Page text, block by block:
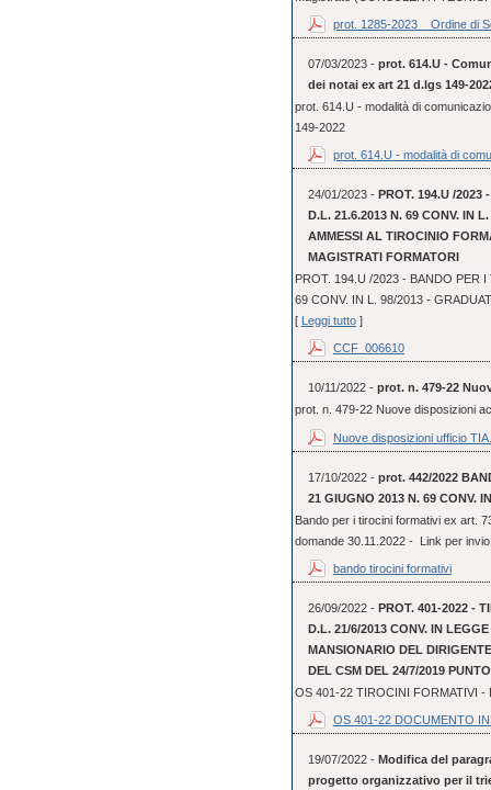
prot. 1285-2023 _ Ordine di
07/03/2023 - prot. 614.U -
dei notai ex art 21 d.lgs 149-
prot. 614.U - modalità di
149-2022
prot. 614.U - modalità di
24/01/2023 - PROT. 194.U /2023
D.L. 21.6.2013 N. 69 CONV. IN
AMMESSI AL TIROCINIO
MAGISTRATI FORMATORI
PROT. 194.U /2023 - BANDO PER
69 CONV. IN L. 98/2013 -
[
Leggi tutto]
CCF_006610
10/11/2022 - prot. n. 479-22
prot. n. 479-22 Nuove disposizioni
Nuove disposizioni ufficio
17/10/2022 - prot. 442/2022
21 GIUGNO 2013 N. 69 CONV.
Bando per i tirocini formativi ex art.
domande 30.11.2022 - Link per
bando tirocini formativi
26/09/2022 - PROT. 401-2022 -
D.L. 21/6/2013 CONV. IN
MANSIONARIO DEL
DEL CSM DEL 24/7/2019
OS 401-22 TIROCINI FORMATIVI
OS 401-22 DOCUMENTO
19/07/2022 - Modifica del
progetto organizzativo per il